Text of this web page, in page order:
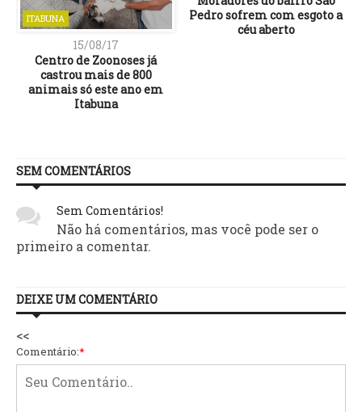
ITABUNA
15/08/17
Centro de Zoonoses já
castrou mais de 800
animais só este ano em
Itabuna
Pedro sofrem com esgoto a
céu aberto
SEM COMENTÁRIOS
Sem Comentários!
Não há comentários, mas você pode ser o
primeiro a comentar.
DEIXE UM COMENTÁRIO
<<
Comentário:*